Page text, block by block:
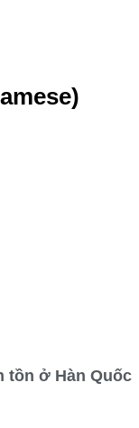
tồn ở Hàn Quốc